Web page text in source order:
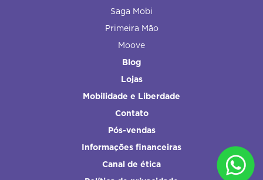
Saga Mobi
Primeira Mão
Moove
Blog
Lojas
Mobilidade e Liberdade
Contato
Pós-vendas
Informações financeiras
Canal de ética